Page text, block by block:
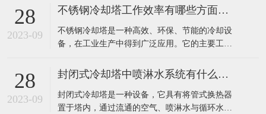
在钢铁行业中，该设备可以有效地降低高炉排放
废气温度，减少环境污染。​在闭式冷却塔的维修
过程中，需要注意以下几点：定期检查：应定期
对闭式冷却塔进行详细检查，包括塔体、集水
28
2023-09
不锈钢冷却塔工作效率有哪些方面提高？
​不锈钢冷却塔是一种高效、环保、节能的冷却设
备，在工业生产中得到广泛应用。它的主要工作
触，使水冷器内热水的热量迅速传递到填料中，
再通过风机将热空气排出室外，完成热量的转
移，达到冷却效果。​不锈钢冷却塔的工作效率主
要可以通过以下几个方面来提高：1、采用高效的
28
2023-09
封闭式冷却塔中喷淋水系统有什么作用？
​封闭式冷却塔是一种设备，它具有将管式换热器
置于塔内，通过流通的空气、喷淋水与循环水的